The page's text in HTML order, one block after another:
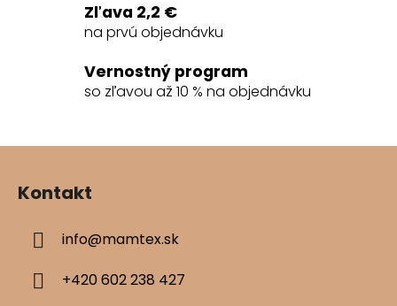
p
r
v
k
y
ý
Zľava 2,2 €
na prvú objednávku
Vernostný program
so zľavou až 10 % na objednávku
Kontakt
info@mamtex.sk
+420 602 238 427